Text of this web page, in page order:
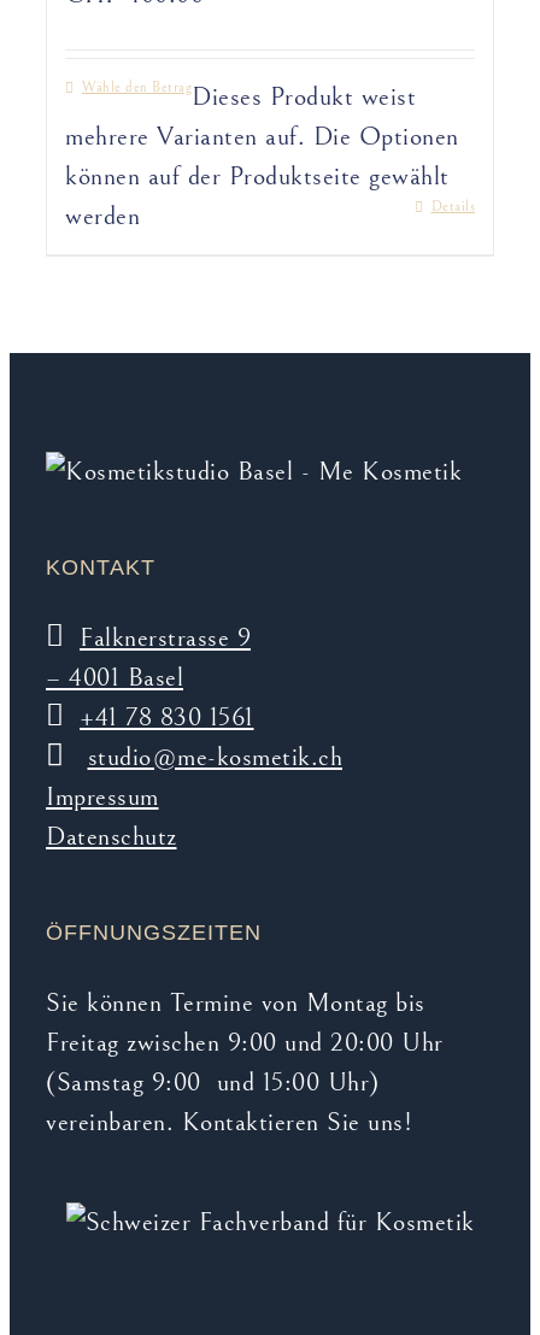
Wähle den BetragDieses Produkt weist
mehrere Varianten auf. Die Optionen
können auf der Produktseite gewählt
werden
Details
KONTAKT
Falknerstrasse 9
– 4001 Basel
+41 78 830 1561
studio@me-kosmetik.ch
Impressum
Datenschutz
ÖFFNUNGSZEITEN
Sie können Termine von Montag bis
Freitag zwischen 9:00 und 20:00 Uhr
(Samstag 9:00 und 15:00 Uhr)
vereinbaren. Kontaktieren Sie uns!